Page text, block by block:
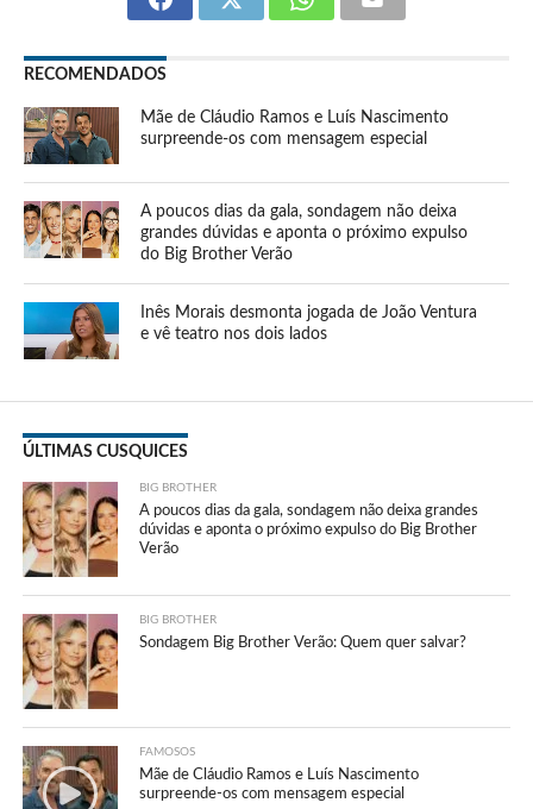
RECOMENDADOS
Mãe de Cláudio Ramos e Luís Nascimento
surpreende-os com mensagem especial
A poucos dias da gala, sondagem não deixa
grandes dúvidas e aponta o próximo expulso
do Big Brother Verão
Inês Morais desmonta jogada de João Ventura
e vê teatro nos dois lados
ÚLTIMAS CUSQUICES
BIG BROTHER
A poucos dias da gala, sondagem não deixa grandes
dúvidas e aponta o próximo expulso do Big Brother
Verão
BIG BROTHER
Sondagem Big Brother Verão: Quem quer salvar?
FAMOSOS
Mãe de Cláudio Ramos e Luís Nascimento
surpreende-os com mensagem especial